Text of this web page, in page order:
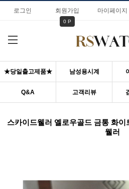
로그인 회원가입
0 P
마이페이지
★당일출고제품★ 남성용시계
Q&A 고객리뷰
스카이드웰러 옐로우골드 금통 화
웰러